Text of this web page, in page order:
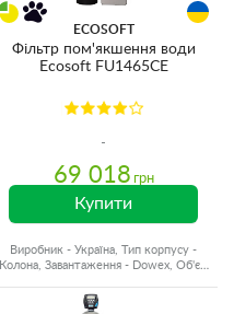
ECOSOFT
Фільтр пом'якшення води
Ecosoft FU1465CE
69 018 грн
Купити
Виробник - Україна, Тип корпусу -
Колона, Завантаження - Dowex, Об'єм